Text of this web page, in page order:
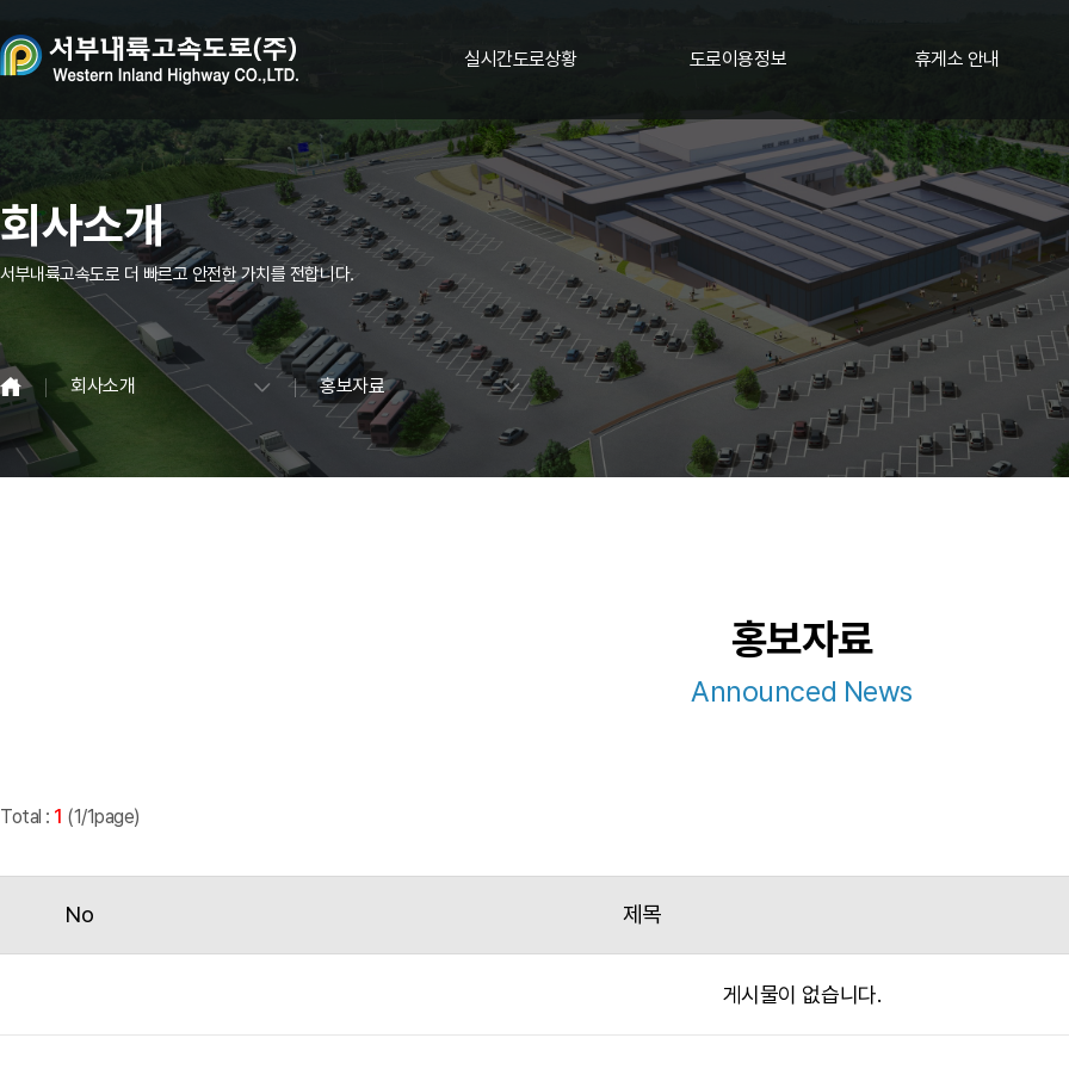
실시간도로상황 도로이용정보 휴게소 안내
회사소개
서부내륙고속도로 더 빠르고 안전한 가치를 전합니다.
회사소개 홍보자료
홍보자료
Announced News
Total : 1 (1/1page)
No 제목
게시물이 없습니다.